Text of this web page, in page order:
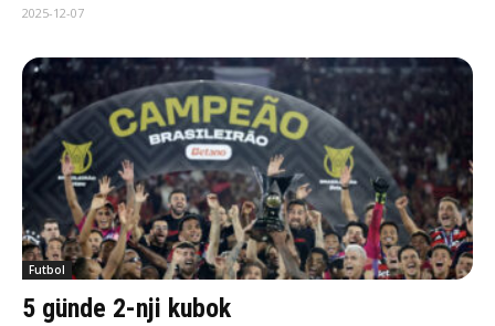
2025-12-07
Futbol
5 günde 2-nji kubok